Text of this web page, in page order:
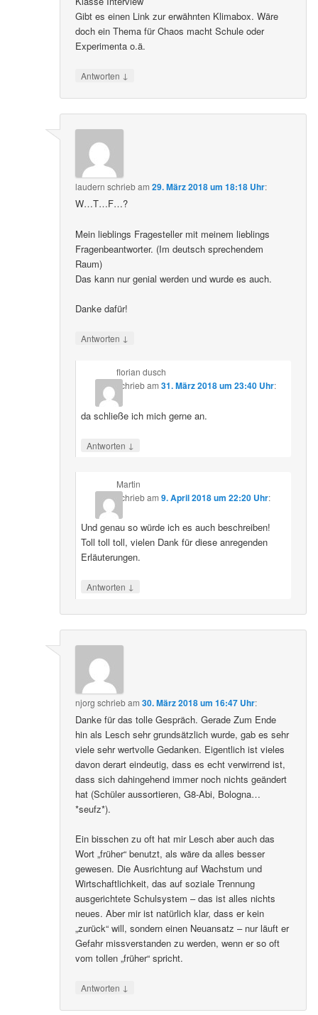
Gibt es einen Link zur erwähnten Klimabox. Wäre
doch ein Thema für Chaos macht Schule oder
Experimenta o.ä.
Antworten ↓
laudern schriebam29. März 2018 um 18:18 Uhr:
W…T…F…?
Mein lieblings Fragesteller mit meinem lieblings
Fragenbeantworter. (Im deutsch sprechendem
Raum)
Das kann nur genial werden und wurde es auch.
Danke dafür!
Antworten ↓
florian dusch
schriebam 31. März 2018 um 23:40 Uhr:
da schließe ich mich gerne an.
Antworten ↓
Martin
schriebam 9. April 2018 um 22:20 Uhr:
Und genau so würde ich es auch beschreiben!
Toll toll toll, vielen Dank für diese anregenden
Erläuterungen.
Antworten ↓
njorg schriebam30. März 2018 um 16:47 Uhr:
Danke für das tolle Gespräch. Gerade Zum Ende
hin als Lesch sehr grundsätzlich wurde, gab es sehr
viele sehr wertvolle Gedanken. Eigentlich ist vieles
davon derart eindeutig, dass es echt verwirrend ist,
dass sich dahingehend immer noch nichts geändert
hat (Schüler aussortieren, G8-Abi, Bologna…
*seufz*).
Ein bisschen zu oft hat mir Lesch aber auch das
Wort „früher“ benutzt, als wäre da alles besser
gewesen. Die Ausrichtung auf Wachstum und
Wirtschaftlichkeit, das auf soziale Trennung
ausgerichtete Schulsystem – das ist alles nichts
neues. Aber mir ist natürlich klar, dass er kein
„zurück“ will, sondern einen Neuansatz – nur läuft er
Gefahr missverstanden zu werden, wenn er so oft
vom tollen „früher“ spricht.
Antworten ↓